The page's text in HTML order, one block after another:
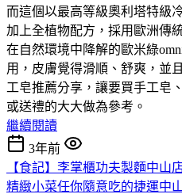
而這個以最高等級奧利塔特級
加上全植物配方，採用歐洲傳
在自然環境中降解的歐米綠
用，皮膚覺得滑順、舒爽，並
工皂推薦分享，讓要買手工皂
或送禮的大大做為參考。
繼續閱讀
3年前
【食記】李掌櫃功夫製麵中山
精緻小菜任你隨意吃的捷運中